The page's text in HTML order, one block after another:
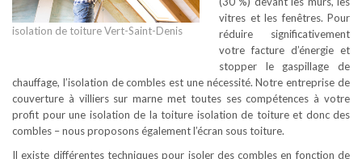
isolation de toiture Vert-Saint-Denis
vitres et les fenêtres. Pour
réduire significativement
votre facture d’énergie et
stopper le gaspillage de
chauffage, l’isolation de combles est une nécessité. Notre entreprise de
couverture à villiers sur marne met toutes ses compétences à votre
profit pour une isolation de la toiture isolation de toiture et donc des
combles – nous proposons également l’écran sous toiture.
Il existe différentes techniques pour isoler des combles en fonction de